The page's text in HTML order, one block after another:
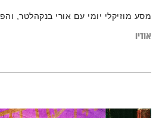
מסע מוזיקלי יומי עם אורי בנקהלטר,
אודיו